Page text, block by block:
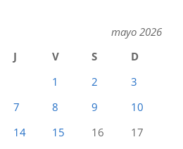
mayo 2026
J V S
D
1
2
3
7 8 9
10
14 15 16
17